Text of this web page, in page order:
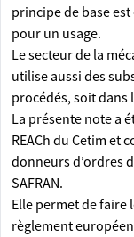
principe de base
pour un usage.
Le secteur de la
utilise aussi des
procédés, soit dans
La présente note a
REACh du Cetim et
donneurs d’ordres
SAFRAN.
Elle permet de faire
règlement